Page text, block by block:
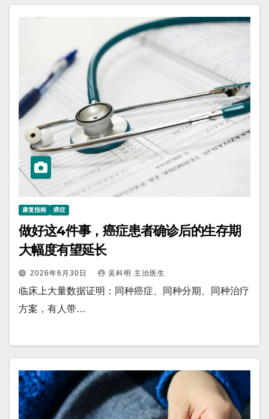
康复指南 癌症
做好这4件事，癌症患者确诊后的生存期
大幅度有望延长
2026年6月30日 吴科明 主治医生
临床上大量数据证明：同种癌症、同种分期、同种治疗
方案，有人带…